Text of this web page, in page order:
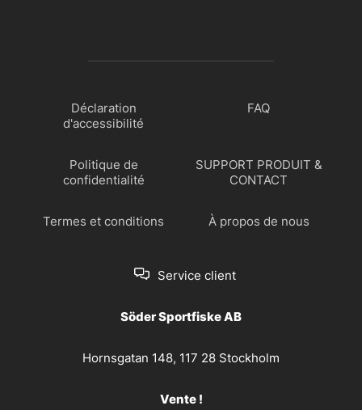
Déclaration
d'accessibilité
FAQ
Politique de
confidentialité
SUPPORT PRODUIT &
CONTACT
Termes et conditions À propos de nous
Service client
Söder Sportfiske AB
Hornsgatan 148, 117 28 Stockholm
Vente !